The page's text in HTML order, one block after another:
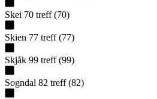
Skei 70 treff (70)
Skien 77 treff (77)
Skjåk 99 treff (99)
Sogndal 82 treff (82)